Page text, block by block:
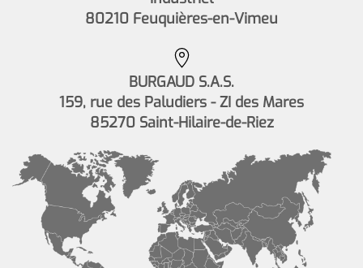
80210 Feuquières-en-Vimeu
BURGAUD S.A.S.
159, rue des Paludiers - ZI des Mares
85270 Saint-Hilaire-de-Riez